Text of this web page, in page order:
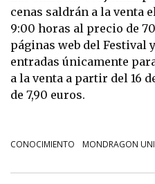
cenas saldrán a la venta
9:00 horas al precio de
páginas web del Festival
entradas únicamente
a la venta a partir del 16
de 7,90 euros.
CONOCIMIENTO MONDRAGON